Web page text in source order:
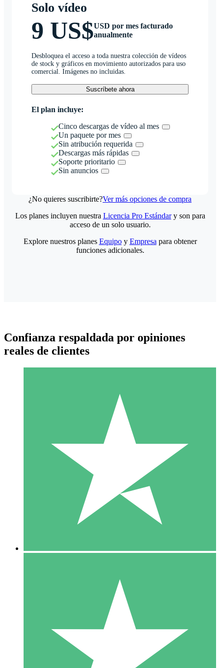
Solo vídeo
9 US$USD por mes facturado
anualmente
Desbloquea el acceso a toda nuestra colección de vídeos
de stock y gráficos en movimiento autorizados para uso
comercial. Imágenes no incluidas.
Suscríbete ahora
El plan incluye:
Cinco descargas de vídeo al mes
Un paquete por mes
Sin atribución requerida
Descargas más rápidas
Soporte prioritario
Sin anuncios
¿No quieres suscribirte?Ver más opciones de compra
Paquetes de Créditos Individuales
Paga según el uso con créditos de descarga. Sin compromiso
10 00
10 Descargas
20 00
Los planes incluyen nuestra Licencia Pro Estándary son para
acceso de un solo usuario.
Explore nuestros planes Equipoy Empresa para obtener
funciones adicionales.
Confianza respaldada por opiniones
reales de clientes